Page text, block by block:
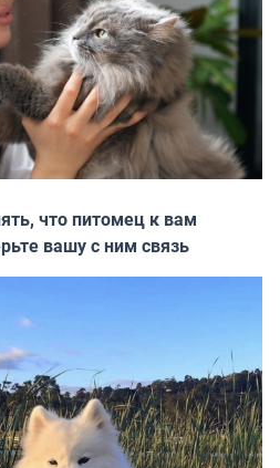
что питомец к вам
вашу с ним связь